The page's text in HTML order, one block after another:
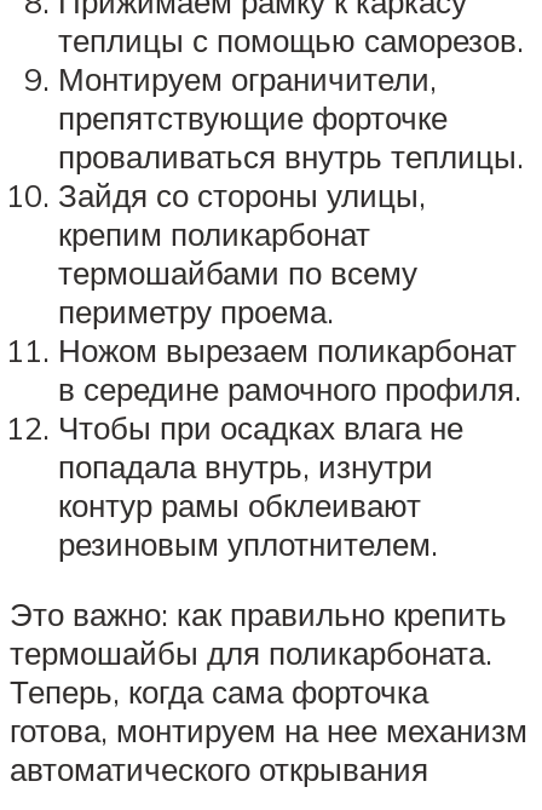
теплицы с помощью саморезов.
Монтируем ограничители,
препятствующие форточке
проваливаться внутрь теплицы.
Зайдя со стороны улицы,
крепим поликарбонат
термошайбами по всему
периметру проема.
Ножом вырезаем поликарбонат
в середине рамочного профиля.
Чтобы при осадках влага не
попадала внутрь, изнутри
контур рамы обклеивают
резиновым уплотнителем.
Это важно: как правильно крепить
термошайбы для поликарбоната.
Теперь, когда сама форточка
готова, монтируем на нее механизм
автоматического открывания